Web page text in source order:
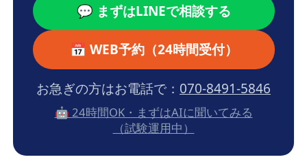
💬 まずはLINEで相談する
📅 WEB予約（24時間受付）
お急ぎの方はお電話で： 070-8491-5846
🤖 24時間OK・まずはAIに聞いてみる
（試験運用中）